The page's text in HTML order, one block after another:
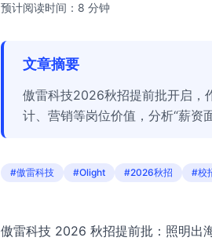
预计阅读时间：8 分钟
文章摘要
傲雷科技2026秋招提前批开启，
计、营销等岗位价值，分析“薪资
#傲雷科技 #Olight #2026秋招 #校
傲雷科技 2026 秋招提前批：照明出